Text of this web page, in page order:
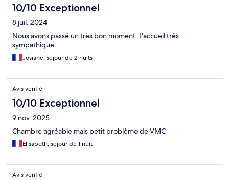
10/10 Exceptionnel
8 juil. 2024
Nous avons passé un très bon moment. L'accueil très
sympathique.
Josiane, séjour de 2 nuits
Avis vérifié
10/10 Exceptionnel
9 nov. 2025
Chambre agréable mais petit problème de VMC
Elisabeth, séjour de 1 nuit
Avis vérifié